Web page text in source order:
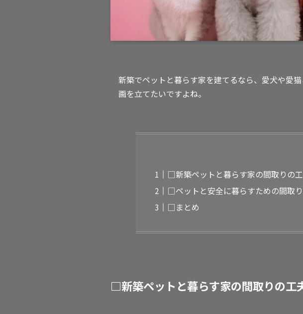
新築でペットと暮らす家を建てるなら、愛犬や愛
画を立てたいですよね。
□新築ペットと暮らす家の間取りの
□ペットと安全に暮らすための間取
□まとめ
□新築ペットと暮らす家の間取りの工